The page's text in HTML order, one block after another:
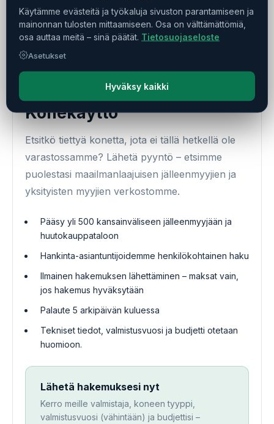
Konekäyttö
Etsitkö tiettyä konetta, jota ei tällä hetkellä ole
varastossamme? Lähetä pyyntö – etsimme
puolestasi maailmanlaajuisen jälleenmyyjien ja
yksityisten myyjien verkostomme.
Pääsy yli 500 kansainväliseen jälleenmyyjään ja
huutokauppataloon
Hankinta-asiantuntijoidemme henkilökohtainen haku
Ilmainen hakemuksen lähettäminen – maksat vain,
jos hakemus hyväksytään
Palaute 5 arkipäivän kuluessa
Tekniset tiedot, valmistusvuosi ja budjetti otetaan
huomioon.
Lähetä hakemuksesi nyt
Kerro meille valmistaja, koneen tyyppi,
valmistusvuosi (vähintään) ja budjettisi –
Käytämme evästeitä ja työkaluja sivuston parantamiseen ja
mainonnan tulosten mittaamiseen. Osa on välttämättömiä,
osa auttaa meitä – sinä päätät. Tietosuojaseloste
Asetukset
Hyväksy kaikki